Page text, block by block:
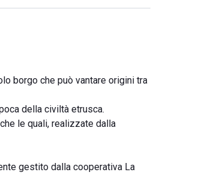
borgo che può vantare origini tra
della civiltà etrusca.
le quali, realizzate dalla
gestito dalla cooperativa La